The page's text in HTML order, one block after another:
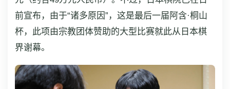
前宣布，由于“诸多原因”，这是最后一届阿含·桐山
杯，此项由宗教团体赞助的大型比赛就此从日本棋
界谢幕。